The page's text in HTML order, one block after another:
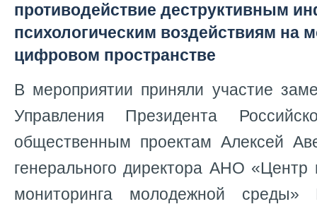
противодействие деструктивным
психологическим воздействиям на
цифровом пространстве
В мероприятии приняли участие
Управления Президента
общественным проектам Алексей
генерального директора АНО «Центр
мониторинга молодежной